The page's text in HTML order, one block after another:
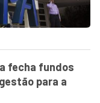
fecha fundos
para a